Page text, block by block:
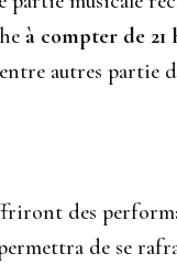
à compter de 21
autres partie
des
de se